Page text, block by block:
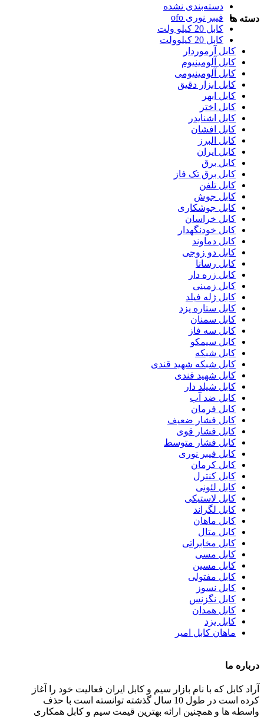
دسته ها
دسته‌بندی نشده
فیبر نوری ofo
کابل 20 کیلو ولت
کابل 20 کیلوولت
کابل آرموردار
کابل آلومینیوم
کابل آلومینیومی
کابل ابزار دقیق
کابل ابهر
کابل اختر
کابل اشنایدر
کابل افشان
کابل البرز
کابل ایران
کابل برق
کابل برق تک فاز
کابل تلفن
کابل جوش
کابل جوشکاری
کابل خراسان
کابل خودنگهدار
کابل دماوند
کابل دو زوجی
کابل رسانا
کابل زره دار
کابل زمینی
کابل ژله فیلد
کابل ستاره یزد
کابل سمنان
کابل سه فاز
کابل سیمکو
کابل شبکه
کابل شبکه شهید قندی
کابل شهید قندی
کابل شیلد دار
کابل ضد آب
کابل فرمان
کابل فشار ضعیف
کابل فشار قوی
کابل فشار متوسط
کابل فیبر نوری
کابل کرمان
کابل کنترل
کابل لئونی
کابل لاستیکی
کابل لگراند
کابل ماهان
کابل متال
کابل مخابراتی
کابل مسی
کابل مسین
کابل مفتولی
کابل نسوز
کابل نگزنس
کابل همدان
کابل یزد
ماهان کابل امیر
درباره ما
آراد کابل که با نام بازار سیم و کابل ایران فعالیت خود را آغاز
کرده است در طول 10 سال گذشته توانسته است با حذف
واسطه ها و همچنین ارائه بهترین قیمت سیم و کابل همکاری